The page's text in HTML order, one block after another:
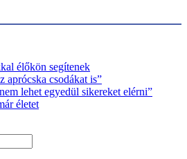
élőkön segítenek
aprócska csodákat is”
lehet egyedül sikereket elérni”
életet